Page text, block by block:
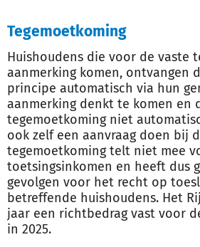
Tegemoetkoming
Huishoudens die voor de vaste
aanmerking komen, ontvangen
principe automatisch via hun
aanmerking denkt te komen en
tegemoetkoming niet
ook zelf een aanvraag doen bij
tegemoetkoming telt niet mee
toetsingsinkomen en heeft dus
gevolgen voor het recht op
betreffende huishoudens. Het
jaar een richtbedrag vast voor
in 2025.